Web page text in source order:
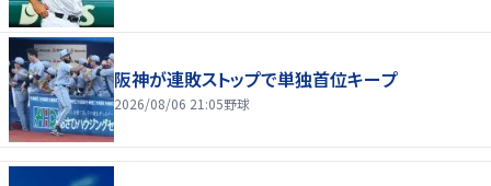
阪神が連敗ストップで単独首位キープ
2026/08/06 21:05野球